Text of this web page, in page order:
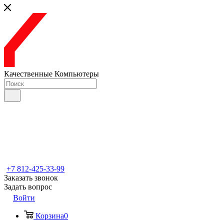
Качественные Компьютеры
+7 812-425-33-99
Заказать звонок
Задать вопрос
Войти
Корзина0